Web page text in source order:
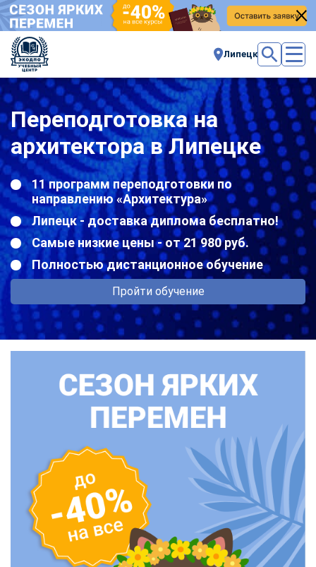
Липецк
Переподготовка на
архитектора в Липецке
11 программ переподготовки по
направлению «Архитектура»
Липецк - доставка диплома бесплатно!
Самые низкие цены - от 21 980 руб.
Полностью дистанционное обучение
Пройти обучение